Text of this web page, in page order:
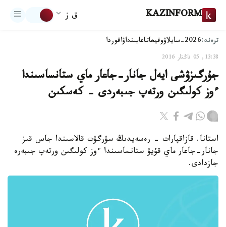
KAZINFORM ق ز
ترەند:2026-سايلاۋ وقيعاتاعايىنداۋاقوردا
13:38, 05 قاڭتار 2016
جۇرگىزۋشى ايەل جانار-جاعار ماي ستانساسىندا
ءوز كولىگىن ورتەپ جىبەردى - كەسكىن
استانا. قازاقپارات - رەسەيدىڭ سۋرگۋت قالاسىندا جاس قىز
جانار-جاعار ماي قۇيۋ ستانساسىندا ءوز كولىگىن ورتەپ جىبەرە
جازدادى.